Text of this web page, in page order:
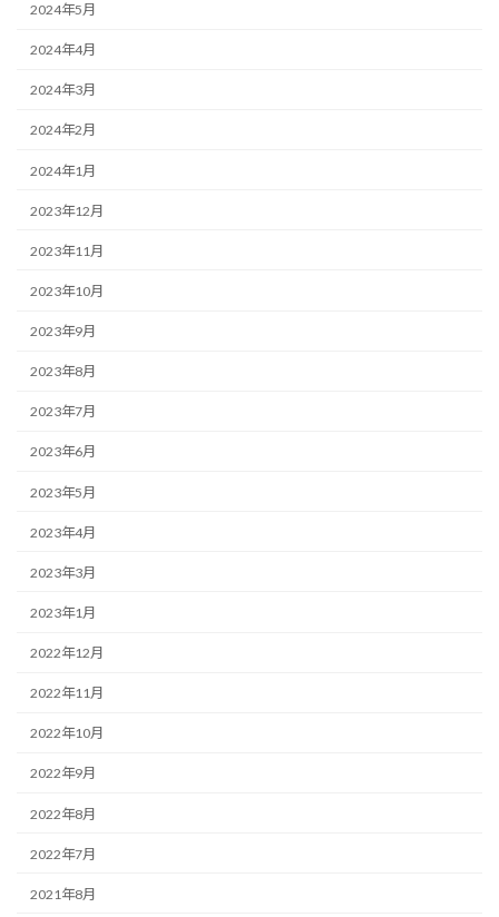
2024年5月
2024年4月
2024年3月
2024年2月
2024年1月
2023年12月
2023年11月
2023年10月
2023年9月
2023年8月
2023年7月
2023年6月
2023年5月
2023年4月
2023年3月
2023年1月
2022年12月
2022年11月
2022年10月
2022年9月
2022年8月
2022年7月
2021年8月